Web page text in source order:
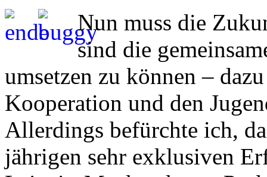
Nun muss die
sind die
umsetzen zu können –
Kooperation und den
Allerdings befürchte ich,
jährigen sehr exklusiven